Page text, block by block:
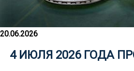
20.06.2026
4 ИЮЛЯ 2026 ГОДА